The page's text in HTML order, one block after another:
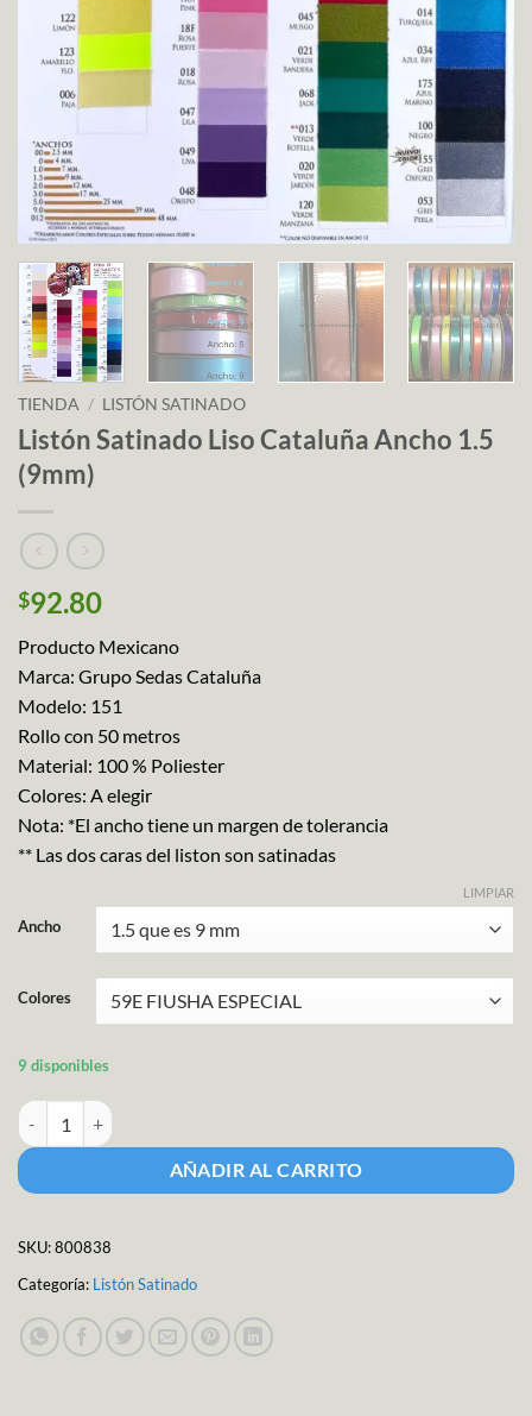
TIENDA / LISTÓN SATINADO
Listón Satinado Liso Cataluña Ancho 1.5
(9mm)
$92.80
Producto Mexicano
Marca: Grupo Sedas Cataluña
Modelo: 151
Rollo con 50 metros
Material: 100 % Poliester
Colores: A elegir
Nota: *El ancho tiene un margen de tolerancia
** Las dos caras del liston son satinadas
Ancho
Colores
LIMPIAR
9 disponibles
Listón Satinado Liso Cataluña Ancho 1.5 (9mm) cantidad
AÑADIR AL CARRITO
SKU:800838
Categoría: Listón Satinado